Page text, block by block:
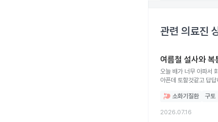
관련 의료진
여름철 설사와
오늘 배가 너무 아파서
아픈데 토할것같고 답
소화기질환
구토
2026.07.16